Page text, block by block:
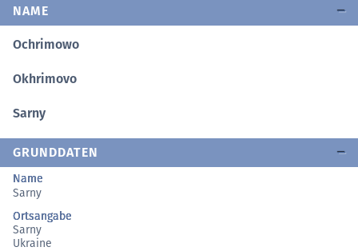
NAME
Ochrimowo
Okhrimovo
Sarny
GRUNDDATEN
Name
Sarny
Ortsangabe
Sarny
Ukraine